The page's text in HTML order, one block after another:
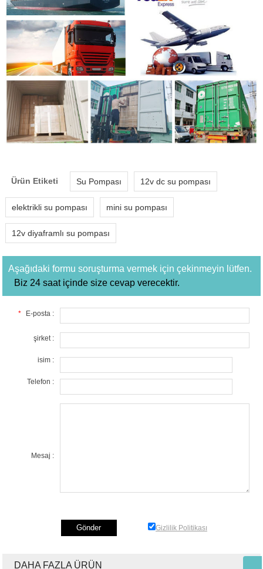
Ürün Etiketi Su Pompası 12v dc su pompası
elektrikli su pompası mini su pompası
12v diyaframlı su pompası
Aşağıdaki formu soruşturma vermek için çekinmeyin lütfen.
Biz 24 saat içinde size cevap verecektir.
* E-posta :
şirket :
isim :
Telefon :
Mesaj :
Gizlilik Politikası
DAHA FAZLA ÜRÜN